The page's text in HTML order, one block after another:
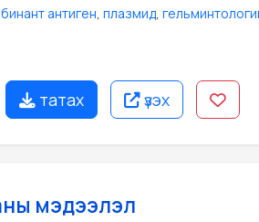
антиген, плазмид,
татах үзэх
мэдээлэл